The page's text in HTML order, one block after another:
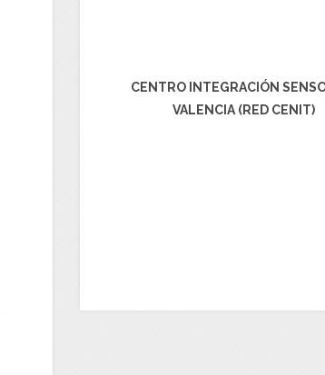
CENTRO INTEGRACIÓN
VALENCIA (RED CENIT)